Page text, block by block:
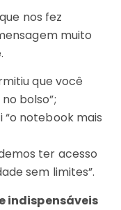
nos fez
muito
que você
bolso”;
“o notebook mais
ter acesso
sem limites”.
indispensáveis